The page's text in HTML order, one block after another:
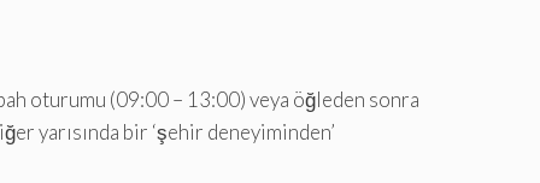
oturumu (09:00 – 13:00) veya öğleden sonra
yarısında bir ‘şehir deneyiminden’